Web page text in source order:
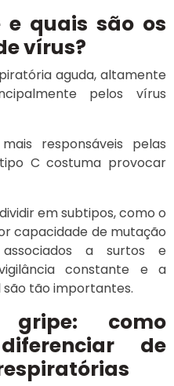
quais são os
vírus?
aguda, altamente
pelos vírus
responsáveis pelas
C costuma provocar
em subtipos, como o
capacidade de mutação
a surtos e
constante e a
são tão importantes.
como
de